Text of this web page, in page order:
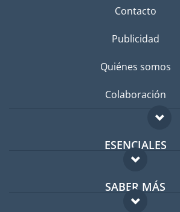
Contacto
Publicidad
Quiénes somos
Colaboración
ESENCIALES
Foro para expatriados
Guía para expatriados
SABER MÁS
FAQ